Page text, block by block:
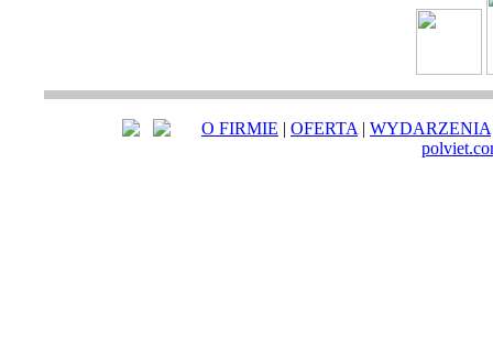
O FIRMIE | OFERTA | WYDARZENIA